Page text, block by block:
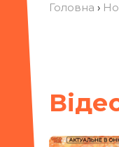
Головна ›